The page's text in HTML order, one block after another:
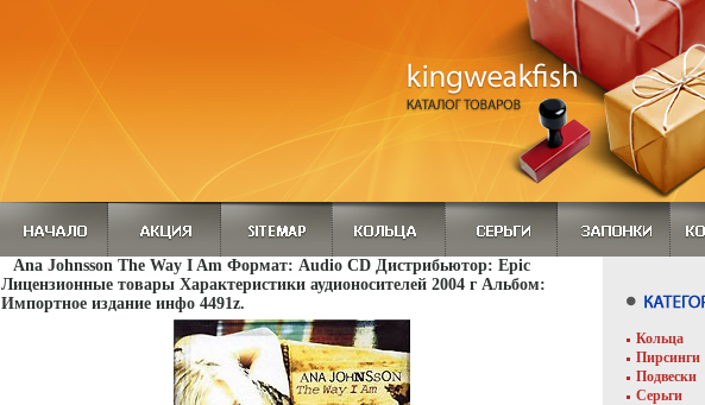
Ana Johnsson The Way I Am Формат: Audio CD Дистрибьютор: Epic
Лицензионные товары Характеристики аудионосителей 2004 г Альбом:
Импортное издание инфо 4491z.
Кольца
Пирсинги
Подвески
Серьги